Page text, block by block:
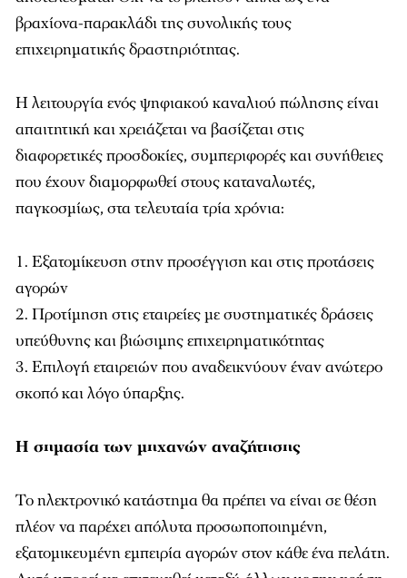
βραχίονα-παρακλάδι της συνολικής τους
επιχειρηματικής δραστηριότητας.
Η λειτουργία ενός ψηφιακού καναλιού πώλησης είναι
απαιτητική και χρειάζεται να βασίζεται στις
διαφορετικές προσδοκίες, συμπεριφορές και συνήθειες
που έχουν διαμορφωθεί στους καταναλωτές,
παγκοσμίως, στα τελευταία τρία χρόνια:
Εξατομίκευση στην προσέγγιση και στις προτάσεις
αγορών
Προτίμηση στις εταιρείες με συστηματικές δράσεις
υπεύθυνης και βιώσιμης επιχειρηματικότητας
Επιλογή εταιρειών που αναδεικνύουν έναν ανώτερο
σκοπό και λόγο ύπαρξης.
Η σημασία των μηχανών αναζήτησης
Το ηλεκτρονικό κατάστημα θα πρέπει να είναι σε θέση
πλέον να παρέχει απόλυτα προσωποποιημένη,
εξατομικευμένη εμπειρία αγορών στον κάθε ένα πελάτη.